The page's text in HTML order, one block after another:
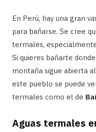
En Perú, hay una gran
para bañarse. Se cree
termales,
Si quieres bañarte
montaña sigue abierta
este pueblo se puede
termales como el de
Aguas termales